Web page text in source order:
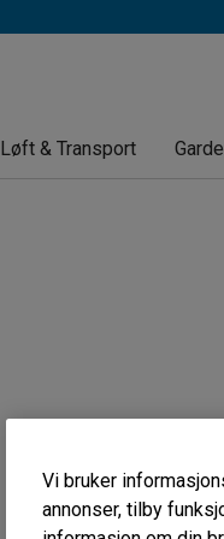
Løft & Transport
Vi bruker
annonser, tilby